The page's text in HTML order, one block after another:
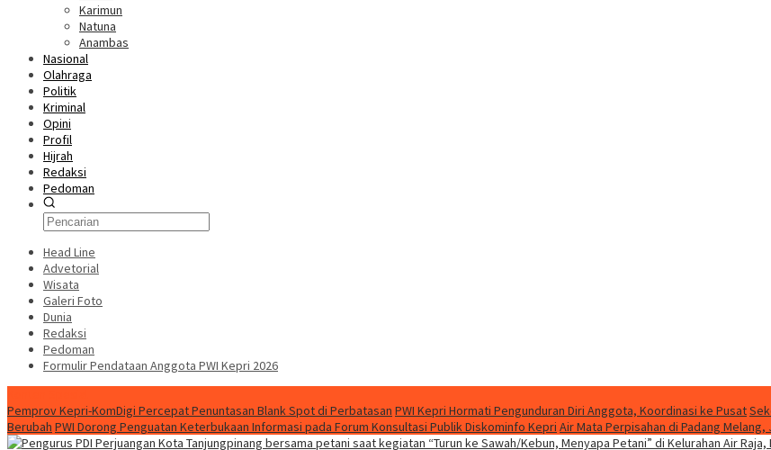
Karimun
Natuna
Anambas
Nasional
Olahraga
Politik
Kriminal
Opini
Profil
Hijrah
Redaksi
Pedoman
Head Line
Advetorial
Wisata
Galeri Foto
Dunia
Redaksi
Pedoman
Formulir Pendataan Anggota PWI Kepri 2026
Pemprov Kepri-KomDigi Percepat Penuntasan Blank Spot di Perbatasan PWI Kepri Hormati Pengunduran Diri Anggota, Koordinasi ke Pusat
Berubah PWI Dorong Penguatan Keterbukaan Informasi pada Forum Konsultasi Publik Diskominfo Kepri Air Mata Perpisahan di Padang